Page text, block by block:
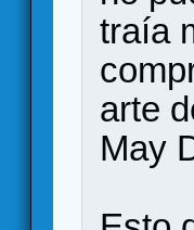
traía
arte
May